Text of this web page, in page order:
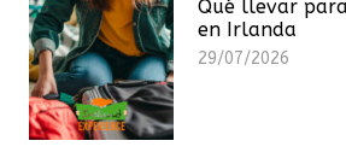
Qué llevar
en Irlanda
29/07/2026